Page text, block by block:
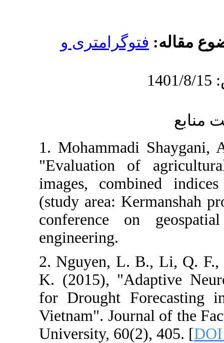
و
1.
"Evaluation
images,
(study area:
conference
2. Nguyen, L.
K. (2015),
for Drought
Vietnam".
University,